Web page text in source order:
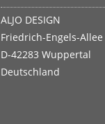
ALJO DESIGN
Friedrich-Engels-Allee
D-42283 Wuppertal
Deutschland